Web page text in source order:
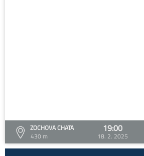
ZOCHOVA CHATA
430 m
19:00
18. 2. 2025